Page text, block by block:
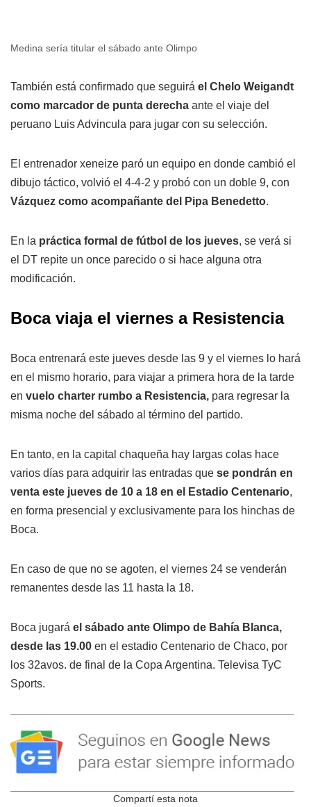
Medina sería titular el sábado ante Olimpo
También está confirmado que seguirá el Chelo Weigandt
como marcador de punta derecha ante el viaje del
peruano Luis Advincula para jugar con su selección.
El entrenador xeneize paró un equipo en donde cambió el
dibujo táctico, volvió el 4-4-2 y probó con un doble 9, con
Vázquez como acompañante del Pipa Benedetto.
En la práctica formal de fútbol de los jueves, se verá si
el DT repite un once parecido o si hace alguna otra
modificación.
Boca viaja el viernes a Resistencia
Boca entrenará este jueves desde las 9 y el viernes lo hará
en el mismo horario, para viajar a primera hora de la tarde
en vuelo charter rumbo a Resistencia, para regresar la
misma noche del sábado al término del partido.
En tanto, en la capital chaqueña hay largas colas hace
varios días para adquirir las entradas que se pondrán en
venta este jueves de 10 a 18 en el Estadio Centenario,
en forma presencial y exclusivamente para los hinchas de
Boca.
En caso de que no se agoten, el viernes 24 se venderán
remanentes desde las 11 hasta la 18.
Boca jugará el sábado ante Olimpo de Bahía Blanca,
desde las 19.00 en el estadio Centenario de Chaco, por
los 32avos. de final de la Copa Argentina. Televisa TyC
Sports.